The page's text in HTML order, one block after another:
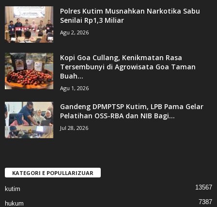
Polres Kutim Musnahkan Narkotika Sabu
Senilai Rp1,3 Miliar
Agu 2, 2026
Kopi Goa Cullang, Kenikmatan Rasa
Tersembunyi di Agrowisata Goa Taman
Buah...
Agu 1, 2026
Gandeng DPMPTSP Kutim, LPB Pama Gelar
Pelatihan OSS-RBA dan NIB Bagi...
Jul 28, 2026
KATEGORI E POPULLARIZUAR
kutim 13567
hukum 7387